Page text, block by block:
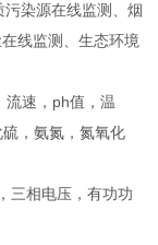
染源在线监测、烟
线监测、生态环境
速，ph值，温
，氨氮，氮氧化
三相电压，有功功